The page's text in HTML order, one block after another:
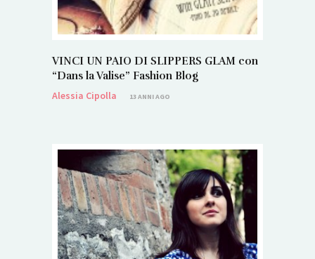
VINCI UN PAIO DI SLIPPERS GLAM con
“Dans la Valise” Fashion Blog
Alessia Cipolla
13 ANNI AGO